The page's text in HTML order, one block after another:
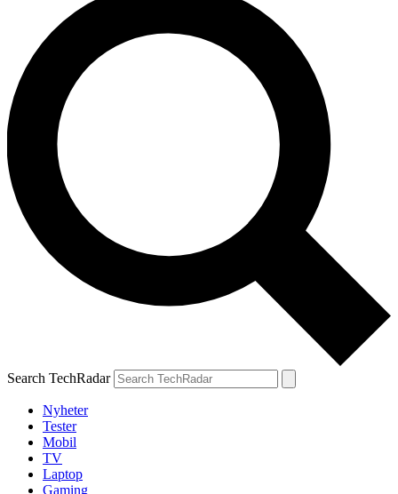
Search TechRadar
Nyheter
Tester
Mobil
TV
Laptop
Gaming